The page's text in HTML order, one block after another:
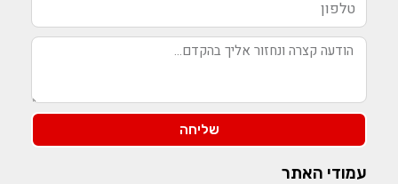
שליחה
עמודי האתר